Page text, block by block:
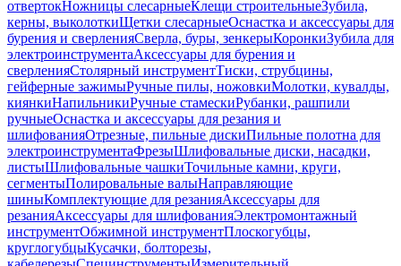
отвертокНожницы слесарныеКлещи строительныеЗубила,
керны, выколоткиЩетки слесарныеОснастка и аксессуары для
бурения и сверленияСверла, буры, зенкерыКоронкиЗубила для
электроинструментаАксессуары для бурения и
сверленияСтолярный инструментТиски, струбцины,
гейферные зажимыРучные пилы, ножовкиМолотки, кувалды,
киянкиНапильникиРучные стамескиРубанки, рашпили
ручныеОснастка и аксессуары для резания и
шлифованияОтрезные, пильные дискиПильные полотна для
электроинструментаФрезыШлифовальные диски, насадки,
листыШлифовальные чашкиТочильные камни, круги,
сегментыПолировальные валыНаправляющие
шиныКомплектующие для резанияАксессуары для
резанияАксессуары для шлифованияЭлектромонтажный
инструментОбжимной инструментПлоскогубцы,
круглогубцыКусачки, болторезы,